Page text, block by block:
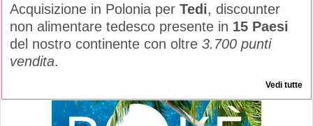
Acquisizione in Polonia per Tedi, discounter
non alimentare tedesco presente in 15 Paesi
del nostro continente con oltre 3.700 punti
vendita.
Vedi tutte